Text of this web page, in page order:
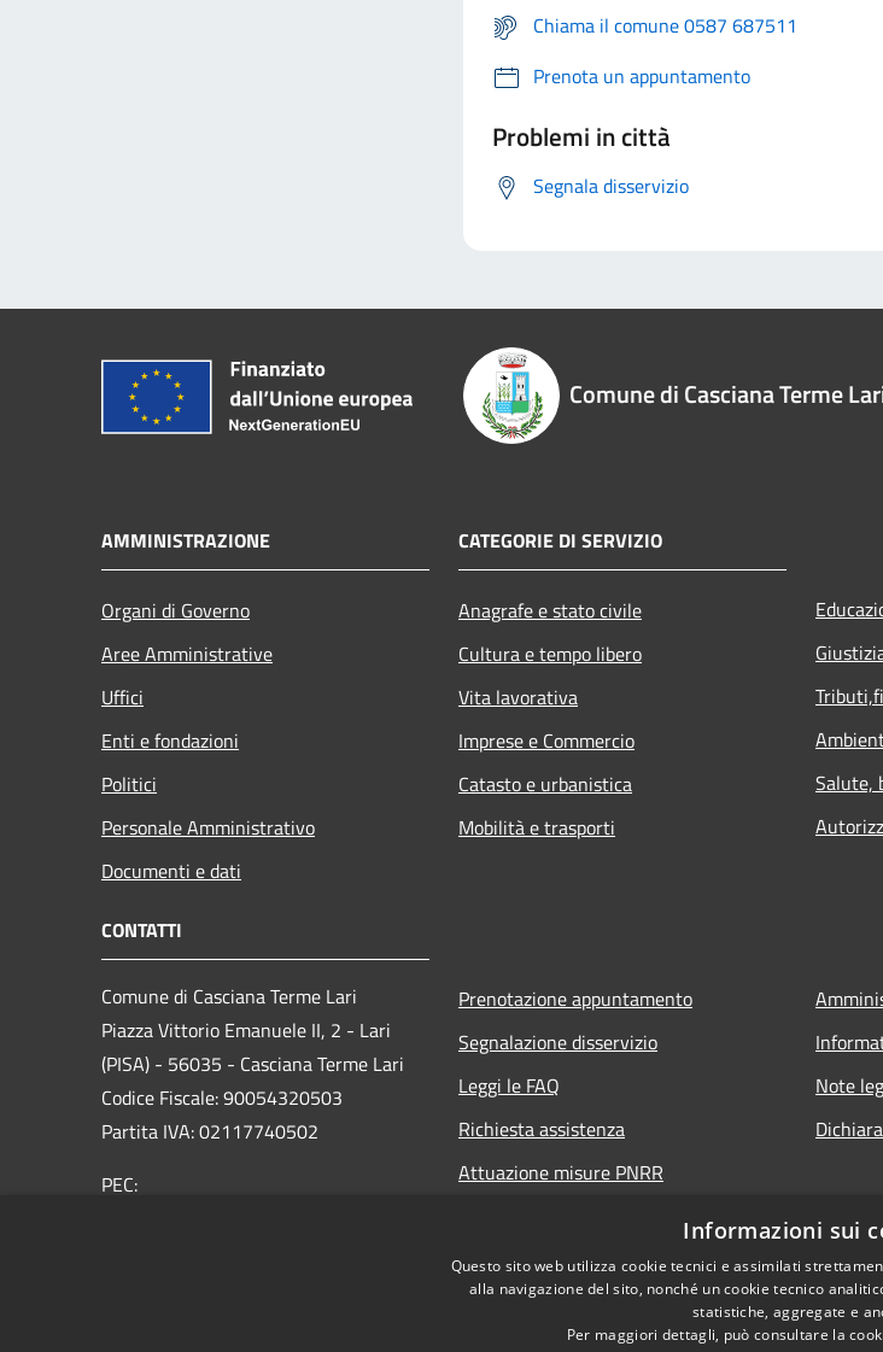
Chiama il comune 0587 687511
Prenota un appuntamento
Problemi in città
Segnala disservizio
Comune di Casciana Terme
AMMINISTRAZIONE
Organi di Governo
Aree Amministrative
Uffici
Enti e fondazioni
Politici
Personale Amministrativo
Documenti e dati
CATEGORIE DI SERVIZIO
Anagrafe e stato civile
Cultura e tempo libero
Vita lavorativa
Imprese e Commercio
Catasto e urbanistica
Mobilità e trasporti
Salute,
CONTATTI
Comune di Casciana Terme Lari
Piazza Vittorio Emanuele II, 2 - Lari
(PISA) - 56035 - Casciana Terme Lari
Codice Fiscale: 90054320503
Partita IVA: 02117740502
PEC:
Prenotazione appuntamento
Segnalazione disservizio
Leggi le FAQ
Richiesta assistenza
Attuazione misure PNRR
Note
Informazioni sui
Questo sito web utilizza cookie tecnici e assimilati
alla navigazione del sito, nonché un cookie tecnico
statistiche, aggregate e
Per maggiori dettagli, può consultare la